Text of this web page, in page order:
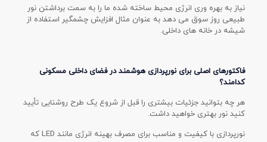
نیاز به بهره وری انرژی محیط ساخته شده ما را به سمت برداشتن نور
طبیعی روز سوق می دهد به عنوان مثال افزایش چشمگیر استفاده از
شیشه در خانه های داخلی.
فاکتورهای اصلی برای نورپردازی هوشمند در فضای داخلی مسکونی
کدامند؟
هر چه بتوانید جزئیات بیشتری را قبل از شروع یک طرح روشنایی تأیید
کنید نور بهتری خواهید داشت.
نورپردازی با کیفیت و مناسب برای مصرف بهینه انرژی مانند LED که